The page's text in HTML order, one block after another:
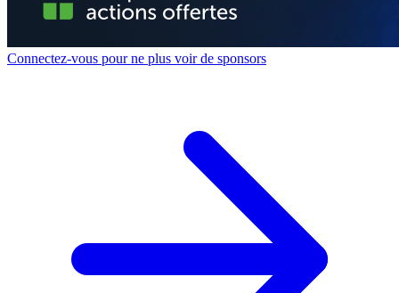
Connectez-vous pour ne plus voir de sponsors